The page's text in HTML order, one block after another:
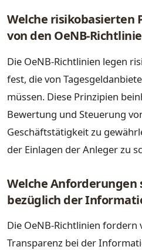
Welche risikobasierten
von den OeNB-
Die OeNB-Richtlinien legen
fest, die von
müssen. Diese Prinzipien
Bewertung und Steuerung
Geschäftstätigkeit zu
der Einlagen der Anleger zu
Welche Anforderungen
bezüglich der
Die OeNB-Richtlinien fordern
Transparenz bei der